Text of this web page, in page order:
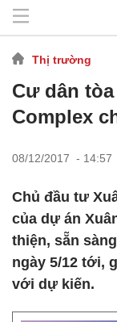
Thị trường
Cư dân
Complex
08/12/2017 - 14:57
Chủ đầu tư
của dự án
thiện, sẵn
ngày 5/12 tới,
với dự kiến.